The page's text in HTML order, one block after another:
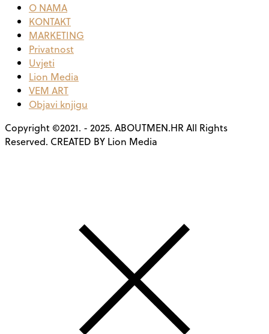
O NAMA
KONTAKT
MARKETING
Privatnost
Uvjeti
Lion Media
VEM ART
Objavi knjigu
Copyright ©2021. - 2025. ABOUTMEN.HR All Rights
Reserved. CREATED BY Lion Media